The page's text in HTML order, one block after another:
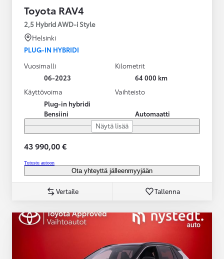
Toyota RAV4
2,5 Hybrid AWD-i Style
Helsinki
PLUG-IN HYBRIDI
Vuosimalli
06-2023
Kilometrit
64 000 km
Käyttövoima
Plug-in hybridi
Bensiini
Vaihteisto
Automaatti
Näytä lisää
43 990,00 €
Tutustu autoon
Ota yhteyttä jälleenmyyjään
Vertaile Tallenna